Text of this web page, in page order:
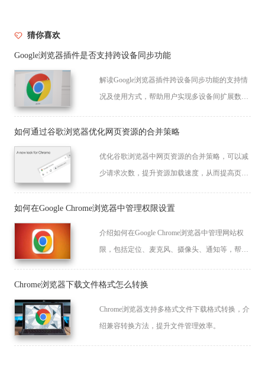
猜你喜欢
Google浏览器插件是否支持跨设备同步功能
解读Google浏览器插件跨设备同步功能的支持情
况及使用方式，帮助用户实现多设备间扩展数据
如何通过谷歌浏览器优化网页资源的合并策略
优化谷歌浏览器中网页资源的合并策略，可以减
少请求次数，提升资源加载速度，从而提高页面
如何在Google Chrome浏览器中管理权限设置
介绍如何在Google Chrome浏览器中管理网站权
限，包括定位、麦克风、摄像头、通知等，帮助
限。
Chrome浏览器下载文件格式怎么转换
Chrome浏览器支持多格式文件下载格式转换，介
绍兼容转换方法，提升文件管理效率。